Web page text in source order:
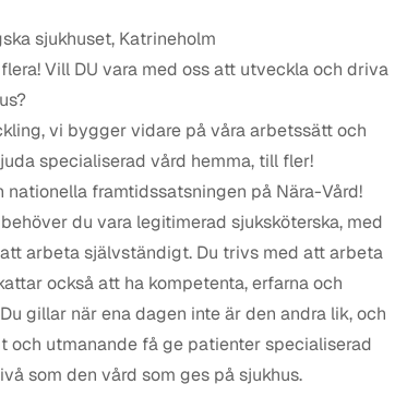
sjukhuset, Katrineholm
Vill DU vara med oss att utveckla och driva
vi bygger vidare på våra arbetssätt och
specialiserad vård hemma, till fler!
framtidssatsningen på Nära-Vård!
du vara legitimerad sjuksköterska, med
arbeta självständigt. Du trivs med att arbeta
också att ha kompetenta, erfarna och
gillar när ena dagen inte är den andra lik, och
och utmanande få ge patienter specialiserad
som den vård som ges på sjukhus.